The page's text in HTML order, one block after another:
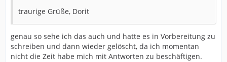
traurige Grüße, Dorit
genau so sehe ich das auch und hatte es in Vorbereitung zu
schreiben und dann wieder gelöscht, da ich momentan
nicht die Zeit habe mich mit Antworten zu beschäftigen.